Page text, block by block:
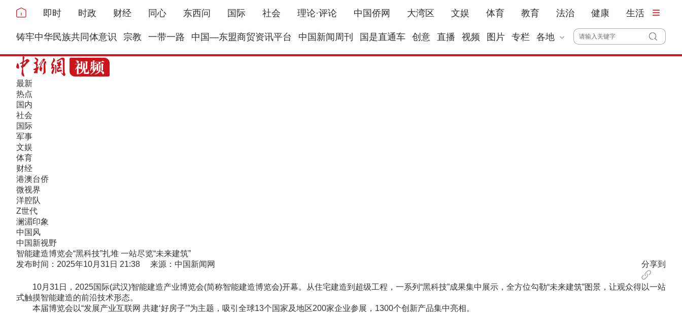
即时 时政 财经 同心 东西问 国际 社会 理论·评论 中国侨网 大湾区 文娱 体育 教育 法治 健康 生活
铸牢中华民族共同体意识 宗教 一带一路 中国—东盟商贸资讯平台 中国新闻周刊 国是直通车 创意 直播 视频 图片 专栏 各地
最新
热点
国内
社会
国际
军事
文娱
体育
财经
港澳台侨
微视界
洋腔队
Z世代
澜湄印象
中国风
中国新视野
智能建造博览会“黑科技”扎堆 一站尽览“未来建筑”
发布时间：2025年10月31日 21:38 来源：中国新闻网
分享到
10月31日，2025国际(武汉)智能建造产业博览会(简称智能建造博览会)开幕。从住宅建造到超级工程，一系列“黑科技”成果集中展示，全方位勾勒“未来建筑”图景，让观众得以一站
式触摸智能建造的前沿技术形态。
本届博览会以“发展产业互联网 共建‘好房子’”为主题，吸引全球13个国家及地区200家企业参展，1300个创新产品集中亮相。